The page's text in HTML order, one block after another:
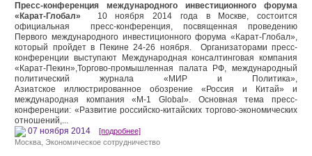
Пресс-конференция международного инвестиционного форума
«Карат-Глобал» 10 ноября 2014 года в Москве, состоится
официальная пресс-конференция, посвященная проведению
Первого международного инвестиционного форума «Карат-Глобал»,
который пройдет в Пекине 24-26 ноября. Организаторами пресс-
конференции выступают Международная консалтинговая компания
«Карат-Пекин»,Торгово-промышленная палата РФ, международный
политический журнала «МИР и Политика»,
Азиатское иллюстрированное обозрение «Россия и Китай» и
международная компания «М-1 Global». Основная тема пресс-
конференции: «Развитие российско-китайских торгово-экономических
отношений,...
07 ноября 2014 [подробнее]
Москва Экономическое сотрудничество